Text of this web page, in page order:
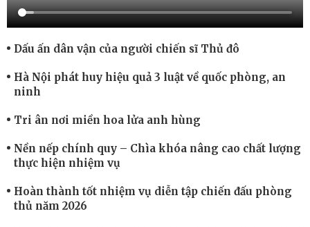
Dấu ấn dân vận của người chiến sĩ Thủ đô
Hà Nội phát huy hiệu quả 3 luật về quốc phòng, an
ninh
Tri ân nơi miền hoa lửa anh hùng
Nền nếp chính quy – Chìa khóa nâng cao chất lượng
thực hiện nhiệm vụ
Hoàn thành tốt nhiệm vụ diễn tập chiến đấu phòng
thủ năm 2026